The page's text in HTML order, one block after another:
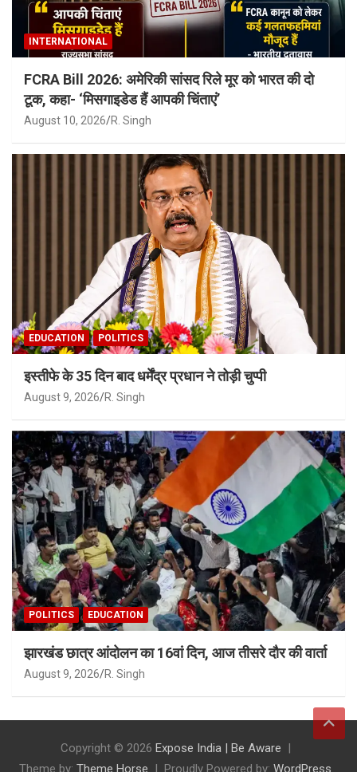
INTERNATIONAL
FCRA Bill 2026: अमेरिकी सांसद रिले मूर को भारत की दो
टूक, कहा- ‘मिसगाइडेड हैं आपकी चिंताएं’
August 10, 2026 R. Singh
EDUCATION POLITICS
इस्तीफे के 35 दिन बाद धर्मेंद्र प्रधान ने तोड़ी चुप्पी
August 9, 2026 R. Singh
POLITICS EDUCATION
झारखंड छात्र आंदोलन का 16वां दिन, आज तीसरे दौर की वार्ता
August 9, 2026 R. Singh
Copyright © 2026 Expose India | Be Aware
Theme by: Theme Horse Proudly Powered by: WordPress